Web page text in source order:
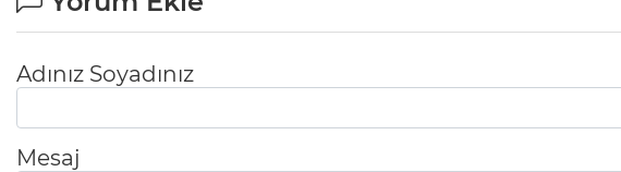
Adınız Soyadınız
Mesaj